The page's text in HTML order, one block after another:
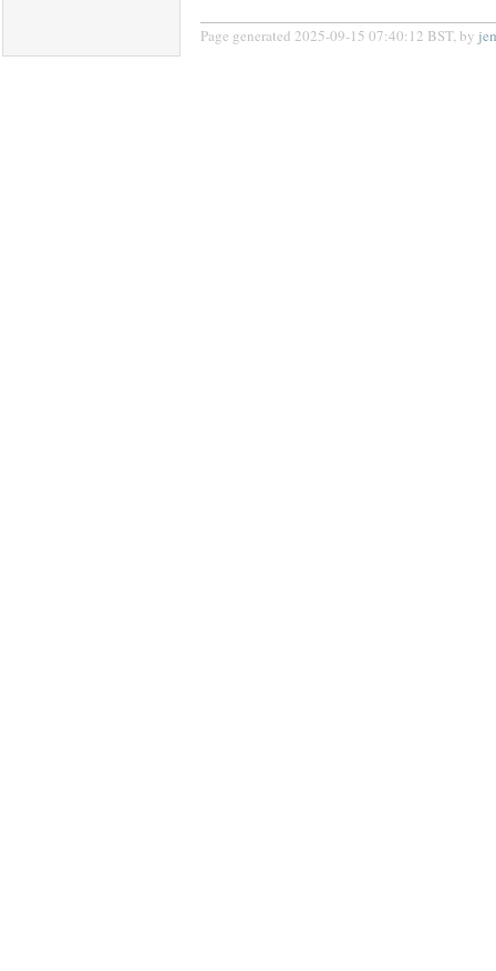
Page generated 2025-09-15 07:40:12 BST, by